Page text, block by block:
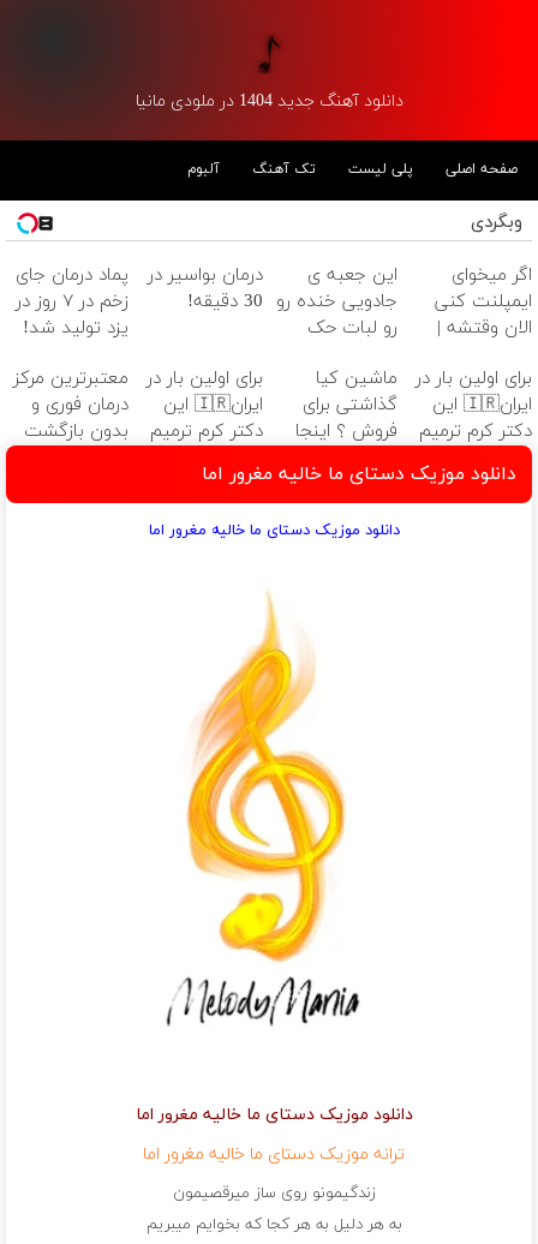
دانلود آهنگ جدید 1404 در ملودی مانیا
صفحه اصلی پلی لیست تک آهنگ آلبوم
وبگردی
اگر میخوای
ایمپلنت کنی
الان وقتشه |
میلیون تومان!!!
این جعبه ی
جادویی خنده رو
رو لبات حک
خرید40%تخفیف
درمان بواسیر در
30 دقیقه!
پماد درمان جای
زخم در ۷ روز در
یزد تولید شد!
برای اولین بار در
ایران🇮🇷 این
دکتر کرم ترمیم
ساخت!
ماشین کیا
گذاشتی برای
فروش ؟ اینجا
بفروش
برای اولین بار در
ایران🇮🇷 این
دکتر کرم ترمیم
ساخت!
معتبرترین مرکز
درمان فوری و
بدون بازگشت
دانلود موزیک دستای ما خالیه مغرور اما
دانلود موزیک دستای ما خالیه مغرور اما
دانلود موزیک دستای ما خالیه مغرور اما
ترانه موزیک دستای ما خالیه مغرور اما
زندگیمونو روی ساز میرقصیمون
به هر دلیل به هر کجا که بخوایم میبریم